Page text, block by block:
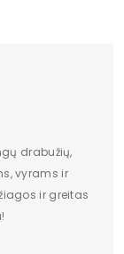
drabužių,
vyrams ir
ir greitas